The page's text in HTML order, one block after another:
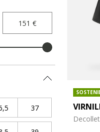
35
Taglia scarpe: 36
Filtra per Taglia scarpe: 36,5
37Filtra per Taglia